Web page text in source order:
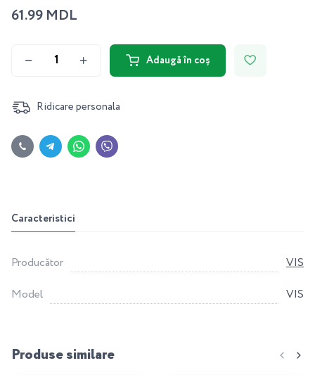
61.99 MDL
Adaugă în coș
Ridicare personala
Caracteristici
Producător
VIS
Model
VIS
Produse similare